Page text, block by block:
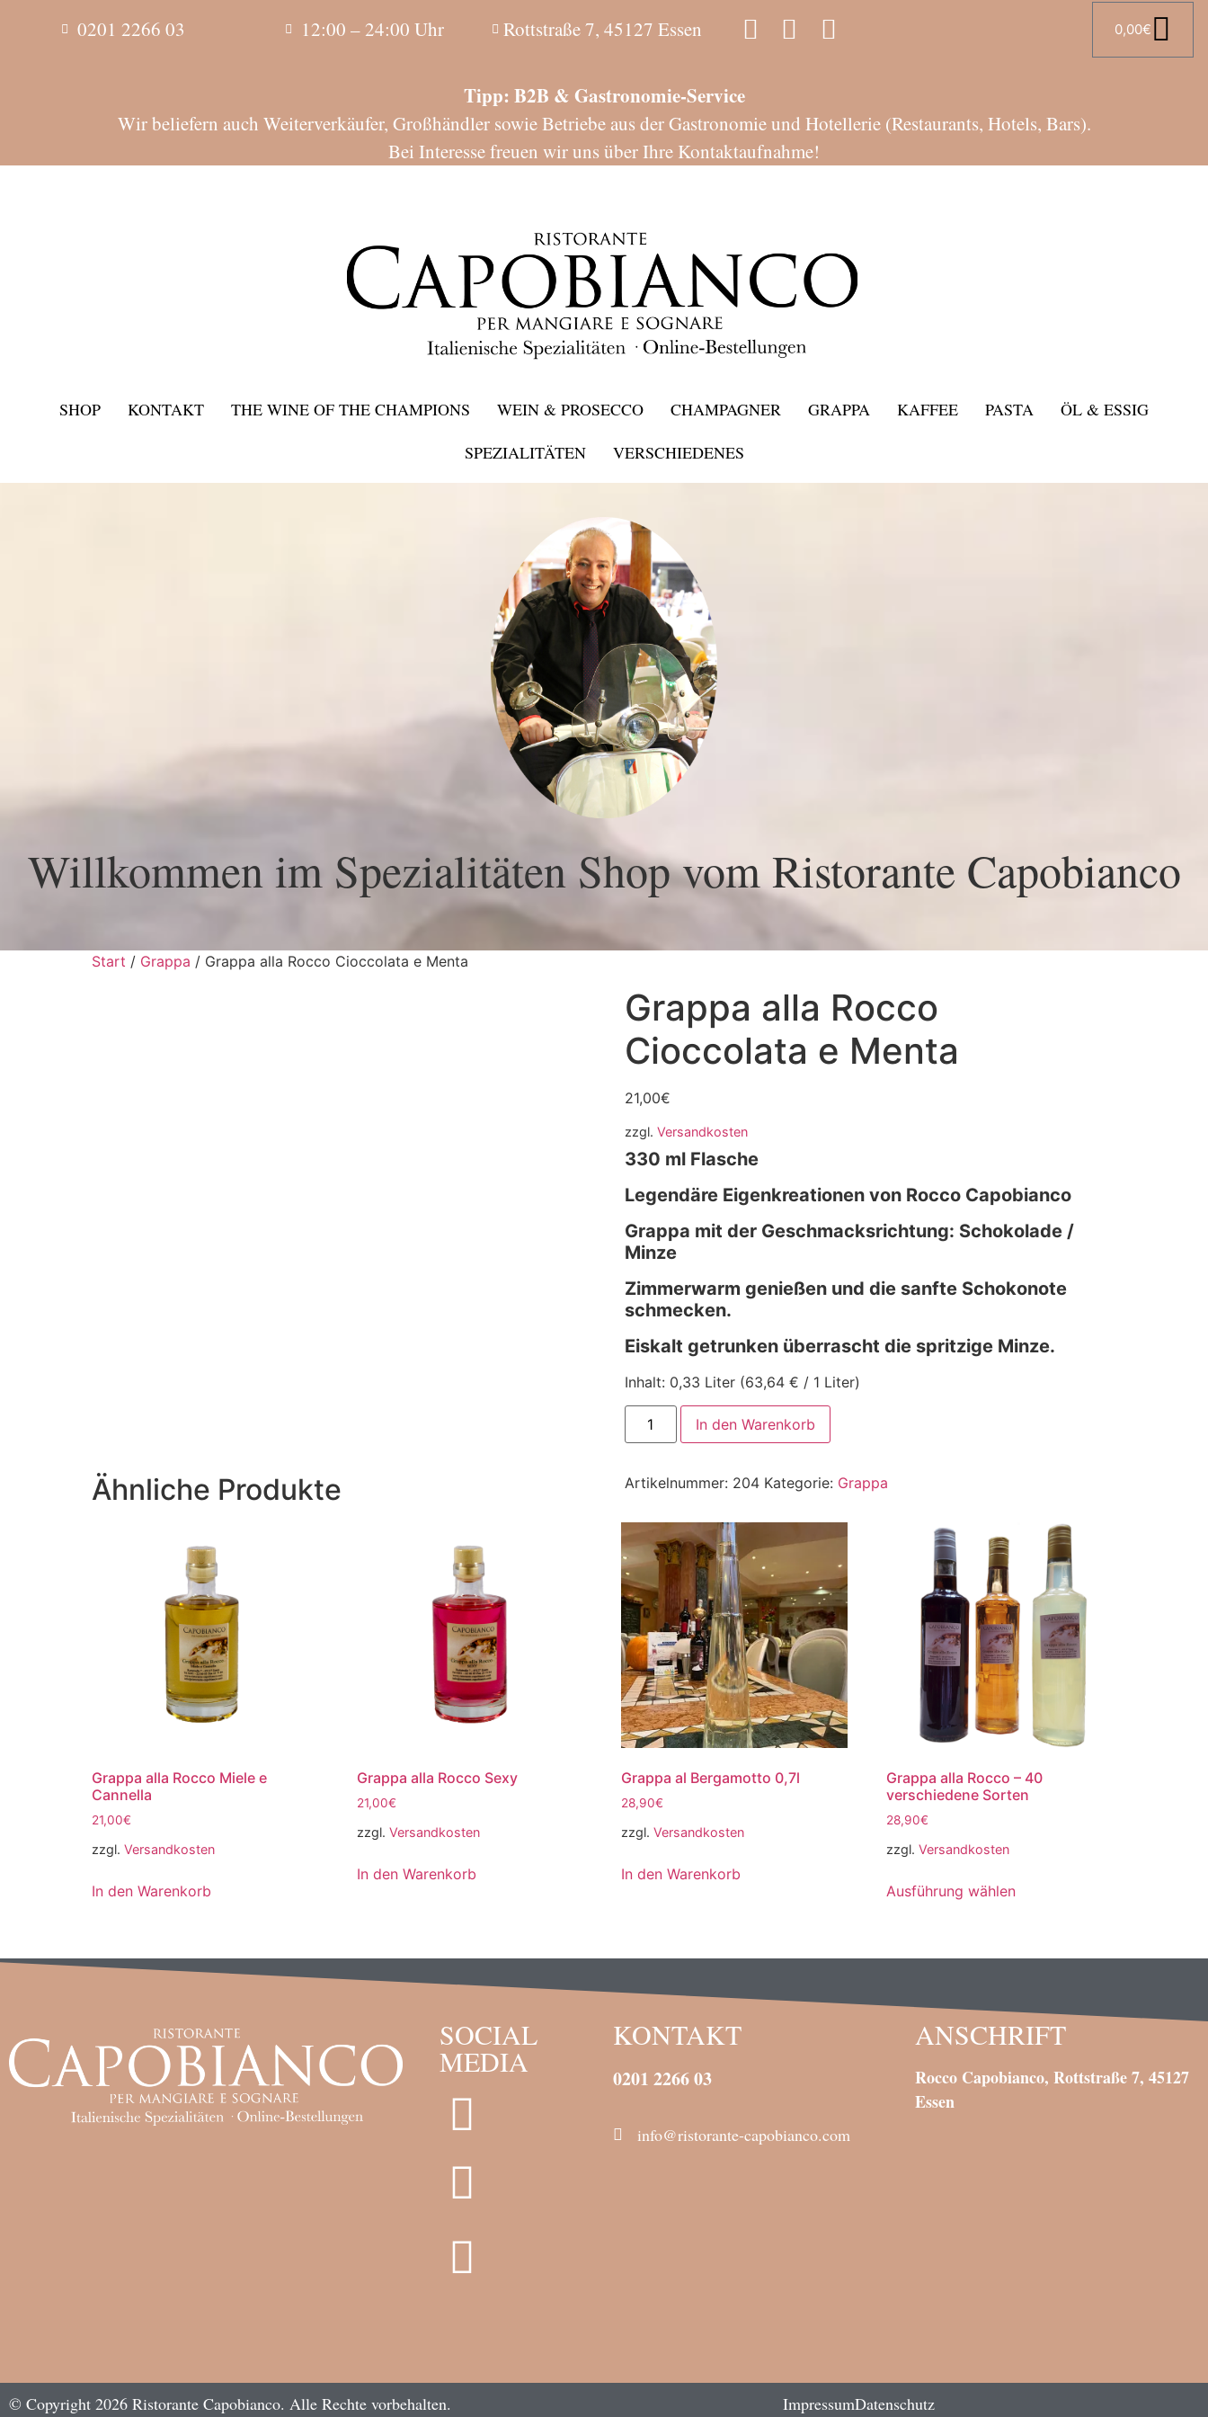
0201 2266 03 12:00 – 24:00 Uhr Rottstraße 7, 45127 Essen 0,00€
Tipp: B2B & Gastronomie-Service
Wir beliefern auch Weiterverkäufer, Großhändler sowie Betriebe aus der Gastronomie und Hotellerie (Restaurants, Hotels, Bars).
Bei Interesse freuen wir uns über Ihre Kontaktaufnahme!
SHOP KONTAKT THE WINE OF THE CHAMPIONS WEIN & PROSECCO CHAMPAGNER GRAPPA KAFFEE PASTA
ÖL & ESSIG
SPEZIALITÄTEN
VERSCHIEDENES
Willkommen im Spezialitäten Shop vom Ristorante Capobianco
Start / Grappa / Grappa alla Rocco Cioccolata e Menta
Grappa alla Rocco
Cioccolata e Menta
21,00€
zzgl. Versandkosten
330 ml Flasche
Legendäre Eigenkreationen von Rocco Capobianco
Grappa mit der Geschmacksrichtung: Schokolade /
Minze
Zimmerwarm genießen und die sanfte Schokonote
schmecken.
Eiskalt getrunken überrascht die spritzige Minze.
Inhalt: 0,33 Liter (63,64 € / 1 Liter)
In den Warenkorb
Artikelnummer: 204 Kategorie: Grappa
Ähnliche Produkte
Grappa alla Rocco Miele e
Cannella
21,00€
zzgl. Versandkosten
In den Warenkorb
Grappa alla Rocco Sexy
21,00€
zzgl. Versandkosten
In den Warenkorb
Grappa al Bergamotto 0,7l
28,90€
zzgl.Versandkosten
In den Warenkorb
Grappa alla Rocco – 40
verschiedene Sorten
28,90€
zzgl.Versandkosten
Ausführung wählen
SOCIAL
MEDIA
KONTAKT
0201 2266 03
info@ristorante-capobianco.com
ANSCHRIFT
Rocco Capobianco, Rottstraße 7, 45127
Essen
© Copyright 2026 Ristorante Capobianco. Alle Rechte vorbehalten. ImpressumDatenschutz